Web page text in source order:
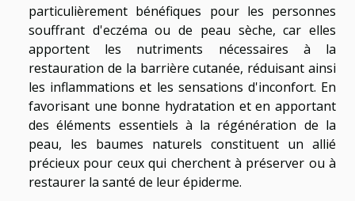
particulièrement bénéfiques pour les personnes
souffrant d'eczéma ou de peau sèche, car elles
apportent les nutriments nécessaires à la
restauration de la barrière cutanée, réduisant ainsi
les inflammations et les sensations d'inconfort. En
favorisant une bonne hydratation et en apportant
des éléments essentiels à la régénération de la
peau, les baumes naturels constituent un allié
précieux pour ceux qui cherchent à préserver ou à
restaurer la santé de leur épiderme.